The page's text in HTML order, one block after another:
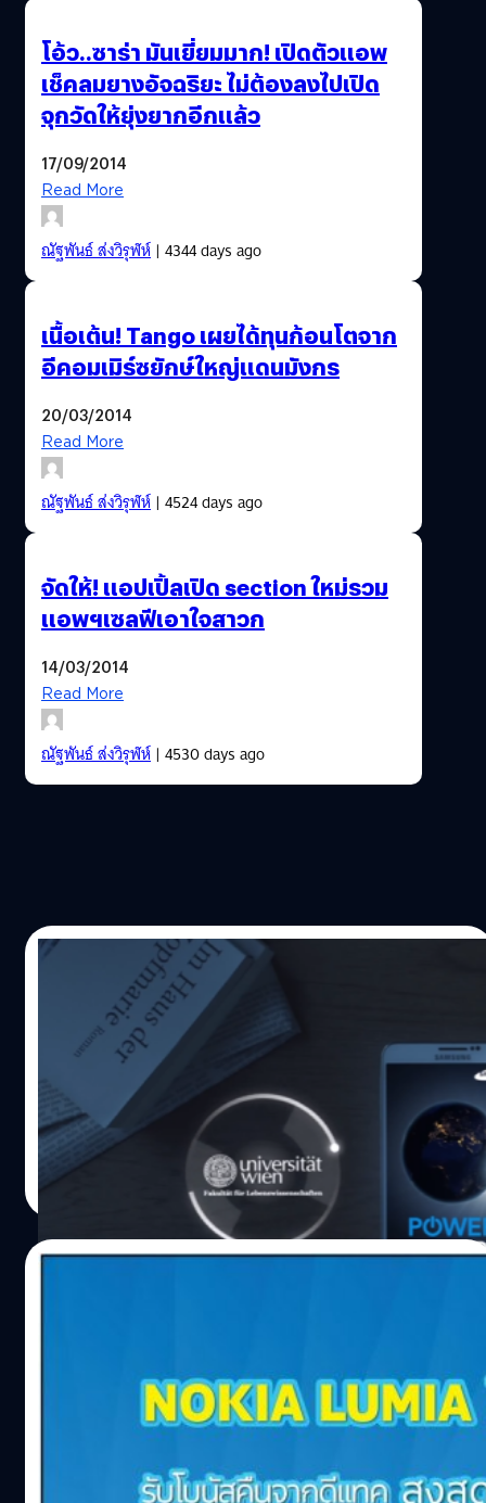
โอ้ว..ซาร่า มันเยี่ยมมาก! เปิดตัวแอพ
เช็คลมยางอัจฉริยะ ไม่ต้องลงไปเปิด
จุกวัดให้ยุ่งยากอีกแล้ว
17/09/2014
Read More
ณัฐพันธ์ ส่งวิรุฬห์| 4344 days ago
เนื้อเต้น! Tango เผยได้ทุนก้อนโตจาก
อีคอมเมิร์ซยักษ์ใหญ่แดนมังกร
20/03/2014
Read More
ณัฐพันธ์ ส่งวิรุฬห์| 4524 days ago
จัดให้! แอปเปิ้ลเปิด section ใหม่รวม
แอพฯเซลฟีเอาใจสาวก
14/03/2014
Read More
ณัฐพันธ์ ส่งวิรุฬห์| 4530 days ago
13/03/2014
Samsung แนวคิดใหม่ App วิจัยช่วยโลก
http://youtu.be/pATytzEizrQ ปกติแล้วการวิจัยข้อมูล
จำนวนมาก หากใช้ computer ตัวเดียว จะทำให้เกิดผลลัพท์
ช้ากว่าที่ควรจะเป็น
Totsapon Kritsadangphorn| 4532 days ago
Read More
10/02/2014
โนเกียจับมือดีแทคมอบโปรโมชั่นพิเศษสำหรับลูกค้าดีแทค
เพียงซื้อสมาร์ทโฟน Nokia Lumia 1520, 1020,
925 และ 625 ณ ร้านดีแทคชอป หรือร้านค้าที่ร่วมรายการ รับ
โบนัสสูงสุด 600 บาท เมื่อซื้อแอพพลิเคชั่นหรือเกม